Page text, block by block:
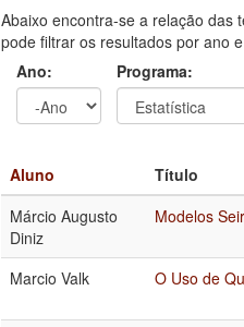
Abaixo encontra-se a relação das
pode filtrar os resultados por ano
Ano:
Programa:
Aluno Título
Márcio Augusto
Diniz
Modelos
Marcio Valk O Uso de